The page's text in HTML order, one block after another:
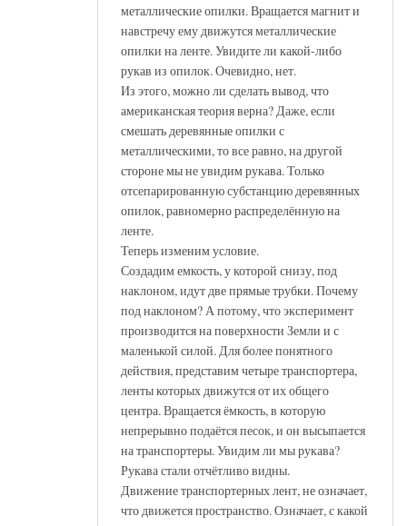
металлические опилки. Вращается магнит и
навстречу ему движутся металлические
опилки на ленте. Увидите ли какой-либо
рукав из опилок. Очевидно, нет.
Из этого, можно ли сделать вывод, что
американская теория верна? Даже, если
смешать деревянные опилки с
металлическими, то все равно, на другой
стороне мы не увидим рукава. Только
отсепарированную субстанцию деревянных
опилок, равномерно распределённую на
ленте.
Теперь изменим условие.
Создадим емкость, у которой снизу, под
наклоном, идут две прямые трубки. Почему
под наклоном? А потому, что эксперимент
производится на поверхности Земли и с
маленькой силой. Для более понятного
действия, представим четыре транспортера,
ленты которых движутся от их общего
центра. Вращается ёмкость, в которую
непрерывно подаётся песок, и он высыпается
на транспортеры. Увидим ли мы рукава?
Рукава стали отчётливо видны.
Движение транспортерных лент, не означает,
что движется пространство. Означает, с какой